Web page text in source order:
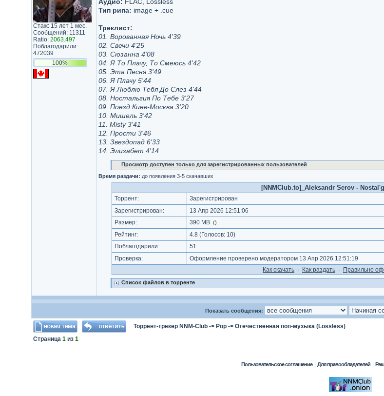
Стаж: 15 лет 1 мес.
Сообщений: 11311
Ratio: 2063.497
Поблагодарили:
472039
100%
Тип рипа: image + .cue
Треклист:
01. Ворованная Ночь 4'39
02. Свечи 4'25
03. Сюзанна 4'08
04. Я То Плачу, То Смеюсь 4'42
05. Эта Песня 3'49
06. Я Плачу 5'44
07. Я Люблю Тебя До Слез 4'44
08. Ностальгия По Тебе 3'27
09. Поезд Киев-Москва 3'20
10. Мишель 3'42
11. Misty 3'41
12. Прости 3'46
13. Звездопад 6'33
14. Элизабет 4'14
Просмотр доступен только для зарегистрированных пользователей
Время раздачи: до появления 3-5 скачавших
[NNMClub.to]_Aleksandr Serov -
Торрент: Зарегистрирован
Зарегистрирован:
13 Апр 2026 12:51:06
Размер:
390 MB ()
Рейтинг: 4.8 (Голосов: 10)
Поблагодарили:
51
Проверка:
Оформление проверено модератором 13 Апр 2026 12:51:19
Как cкачать · Как раздать · Правильно
Список файлов в торренте
Показать сообщения:
Торрент-трекер NNM-Club-> Pop-> Отечественная поп-музыка (Lossless)
Страница 1из 1
Пользовательское соглашение | Для правообладателей |